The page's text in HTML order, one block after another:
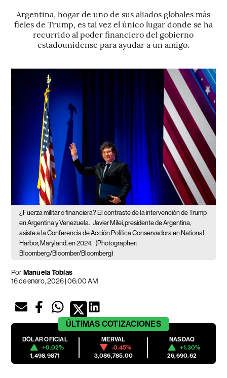
Argentina, hogar de uno de sus aliados globales más
fieles de Trump, es tal vez el único lugar donde se ha
recurrido al poder financiero del gobierno
estadounidense para ayudar a un amigo.
¿Fuerza militar o financiera? El contraste de la intervención de Trump
en Argentina y Venezuela. Javier Milei, presidente de Argentina,
asiste a la Conferencia de Acción Política Conservadora en National
Harbor, Maryland, en 2024. (Photographer:
Bloomberg/Bloomber/Bloomberg)
PorManuela Tobías
16 de enero, 2026 | 06:00 AM
ÚLTIMAS COTIZACIONES
DÓLAR OFICIAL
+0.02%
1,498.9871
MERVAL
-0.45%
3,086,785.00
NASDAQ
+1.30%
26,690.62